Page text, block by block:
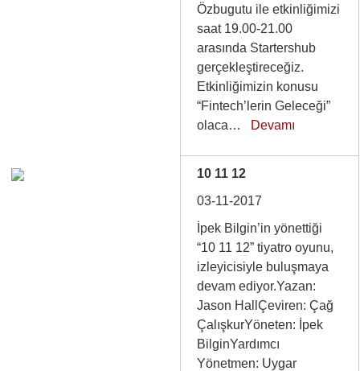
Özbugutu ile etkinliğimizi
saat 19.00-21.00
arasında Startershub
gerçekleştireceğiz.
Etkinliğimizin konusu
“Fintech’lerin Geleceği”
olaca… Devamı
10 11 12
03-11-2017
İpek Bilgin’in yönettiği
“10 11 12” tiyatro oyunu,
izleyicisiyle buluşmaya
devam ediyor.Yazan:
Jason HallÇeviren: Çağ
ÇalışkurYöneten: İpek
BilginYardımcı
Yönetmen: Uygar